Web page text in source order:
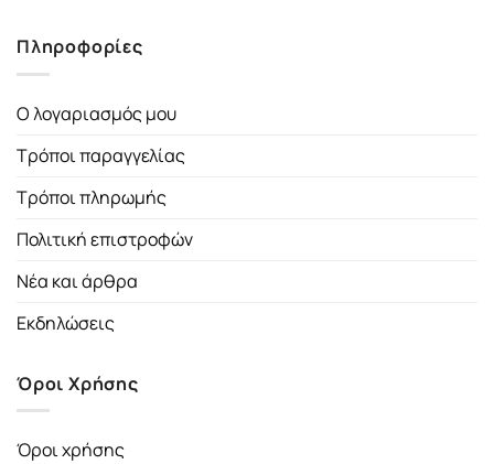
Πληροφορίες
Ο λογαριασμός μου
Τρόποι παραγγελίας
Τρόποι πληρωμής
Πολιτική επιστροφών
Νέα και άρθρα
Εκδηλώσεις
Όροι Χρήσης
Όροι χρήσης